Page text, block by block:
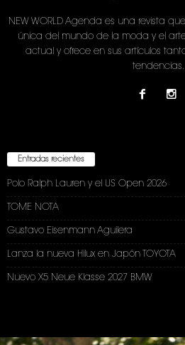
NEW WORLD Agenda es una revista
única del mundo de la moda y el arte
actual y ofrece en sus artículos
tendencias.
Entradas recientes
Polo Ralph Lauren y el US Open 2026
TOME NOTA
Gustavo Eisenmann Aguilera
Lanza la nueva Hilux en Japón TOYOTA
Nuevo X5 Neue Klasse 2027 BMW